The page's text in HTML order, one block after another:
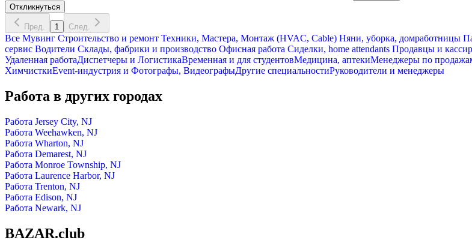
Откликнуться
Пред. 1 След.
Все Мувинг Строительство и ремонт Техники, Мастера, Монтаж (HVAC, Cable) Няни, уборка, домработницы
cервис Водители Склады, фабрики и производство Офисная работа Сиделки, home attendants Продавцы и
Удаленная работаДиспетчеры и ЛогистикаВременная и для студентовМедицина, аптекиМенеджеры по
ХимчисткиEvent-индустрия и Фотографы, ВидеографыДругие специальностиРуководители и менеджеры
Работа в других городах
Работа Jersey City, NJ
Работа Weehawken, NJ
Работа Wharton, NJ
Работа Demarest, NJ
Работа Monroe Township, NJ
Работа Laurence Harbor, NJ
Работа Trenton, NJ
Работа Edison, NJ
Работа Newark, NJ
BAZAR.club